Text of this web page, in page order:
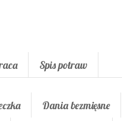
Spis potraw
Dania bezmięsne